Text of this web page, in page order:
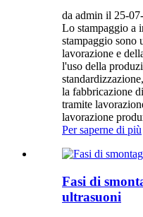
da admin il 25-
Lo stampaggio a
stampaggio sono
lavorazione e
l'uso della
la fabbricazione
tramite
lavorazione
Per saperne di più
Fasi di
ultrasuoni